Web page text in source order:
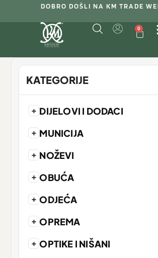
DOBRO DOŠLI NA KM TRADE
0
KATEGORIJE
+ DIJELOVI I DODACI
+ MUNICIJA
+ NOŽEVI
+ OBUĆA
+ ODJEĆA
+ OPREMA
+ OPTIKE I NIŠANI